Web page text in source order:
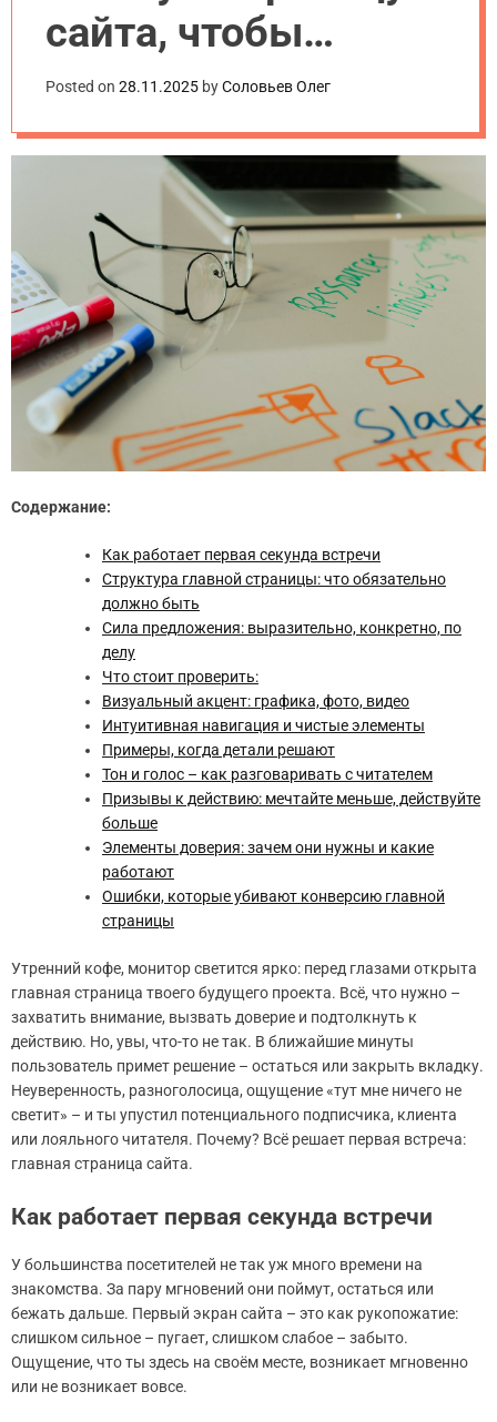
сайта, чтобы
увеличить
конверсию
Posted on 28.11.2025 byСоловьев Олег
Содержание:
Как работает первая секунда встречи
Структура главной страницы: что обязательно
должно быть
Сила предложения: выразительно, конкретно, по
делу
Что стоит проверить:
Визуальный акцент: графика, фото, видео
Интуитивная навигация и чистые элементы
Примеры, когда детали решают
Тон и голос – как разговаривать с читателем
Призывы к действию: мечтайте меньше, действуйте
больше
Элементы доверия: зачем они нужны и какие
работают
Ошибки, которые убивают конверсию главной
страницы
Утренний кофе, монитор светится ярко: перед глазами открыта
главная страница твоего будущего проекта. Всё, что нужно –
захватить внимание, вызвать доверие и подтолкнуть к
действию. Но, увы, что-то не так. В ближайшие минуты
пользователь примет решение – остаться или закрыть вкладку.
Неуверенность, разноголосица, ощущение «тут мне ничего не
светит» – и ты упустил потенциального подписчика, клиента
или лояльного читателя. Почему? Всё решает первая встреча:
главная страница сайта.
Как работает первая секунда встречи
У большинства посетителей не так уж много времени на
знакомства. За пару мгновений они поймут, остаться или
бежать дальше. Первый экран сайта – это как рукопожатие:
слишком сильное – пугает, слишком слабое – забыто.
Ощущение, что ты здесь на своём месте, возникает мгновенно
или не возникает вовсе.